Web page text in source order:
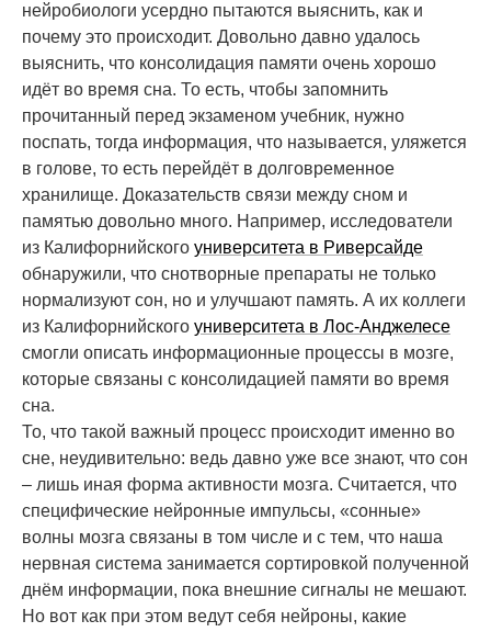
нейробиологи усердно пытаются выяснить, как и
почему это происходит. Довольно давно удалось
выяснить, что консолидация памяти очень хорошо
идёт во время сна. То есть, чтобы запомнить
прочитанный перед экзаменом учебник, нужно
поспать, тогда информация, что называется, уляжется
в голове, то есть перейдёт в долговременное
хранилище. Доказательств связи между сном и
памятью довольно много. Например, исследователи
из Калифорнийского университета в Риверсайде
обнаружили, что снотворные препараты не только
нормализуют сон, но и улучшают память. А их коллеги
из Калифорнийского университета в Лос-Анджелесе
смогли описать информационные процессы в мозге,
которые связаны с консолидацией памяти во время
сна.
То, что такой важный процесс происходит именно во
сне, неудивительно: ведь давно уже все знают, что сон
– лишь иная форма активности мозга. Считается, что
специфические нейронные импульсы, «сонные»
волны мозга связаны в том числе и с тем, что наша
нервная система занимается сортировкой полученной
днём информации, пока внешние сигналы не мешают.
Но вот как при этом ведут себя нейроны, какие